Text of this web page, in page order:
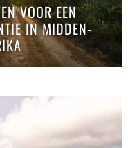
VOOR EEN
IN MIDDEN-